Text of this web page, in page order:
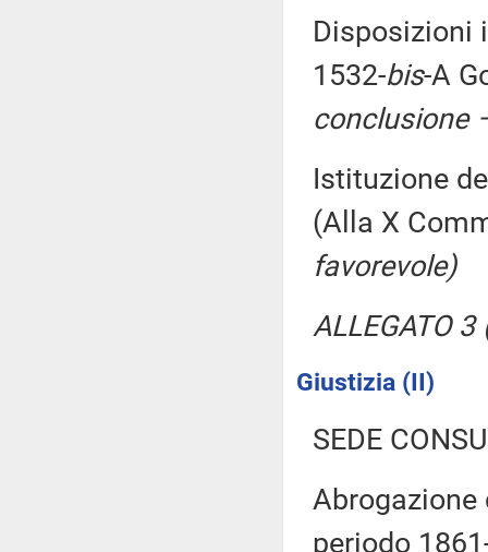
Disposizioni
1532-bis-A
conclusione
Istituzione
(Alla X
favorevole)
ALLEGATO
Giustizia (II)
SEDE
periodo